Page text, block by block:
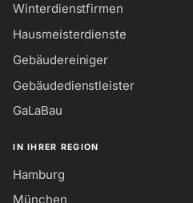
Winterdienstfirmen
Hausmeisterdienste
Gebäudereiniger
Gebäudedienstleister
GaLaBau
IN IHRER REGION
Hamburg
München